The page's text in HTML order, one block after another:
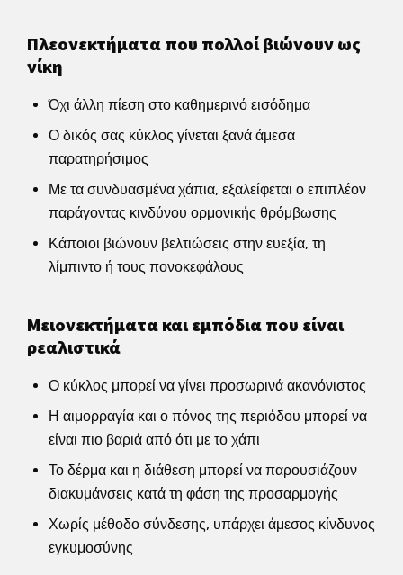
Πλεονεκτήματα που πολλοί βιώνουν ως
νίκη
Όχι άλλη πίεση στο καθημερινό εισόδημα
Ο δικός σας κύκλος γίνεται ξανά άμεσα
παρατηρήσιμος
Με τα συνδυασμένα χάπια, εξαλείφεται ο επιπλέον
παράγοντας κινδύνου ορμονικής θρόμβωσης
Κάποιοι βιώνουν βελτιώσεις στην ευεξία, τη
λίμπιντο ή τους πονοκεφάλους
Μειονεκτήματα και εμπόδια που είναι
ρεαλιστικά
Ο κύκλος μπορεί να γίνει προσωρινά ακανόνιστος
Η αιμορραγία και ο πόνος της περιόδου μπορεί να
είναι πιο βαριά από ότι με το χάπι
Το δέρμα και η διάθεση μπορεί να παρουσιάζουν
διακυμάνσεις κατά τη φάση της προσαρμογής
Χωρίς μέθοδο σύνδεσης, υπάρχει άμεσος κίνδυνος
εγκυμοσύνης